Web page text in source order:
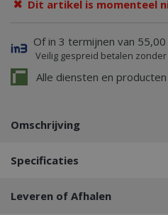
Dit artikel is momenteel
Of in 3 termijnen van
Veilig gespreid betalen zonder
Alle diensten en
Omschrijving
Specificaties
Leveren of Afhalen